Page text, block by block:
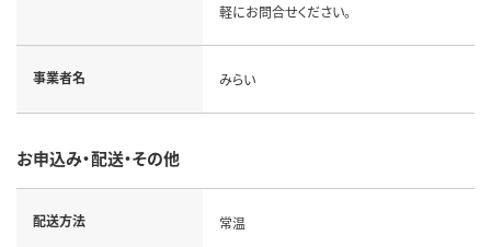
軽にお問合せください。
事業者名 みらい
お申込み・配送・その他
配送方法 常温